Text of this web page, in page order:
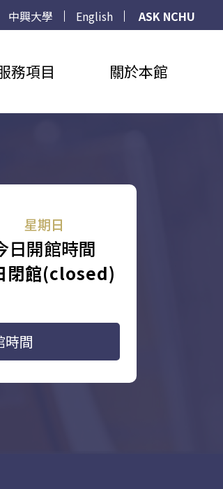
中興大學 English
ASK NCHU
務項目 關於本館
星期日
日開館時間
閉館(closed)
時間